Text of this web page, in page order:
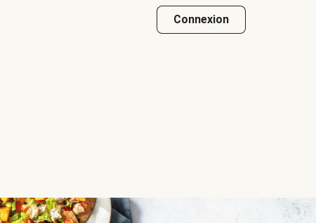
Connexion